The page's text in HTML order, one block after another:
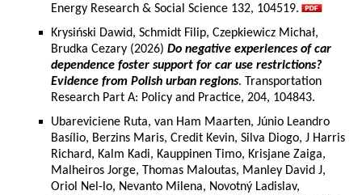
Energy Research & Social Science 132, 104519.
Krysiński Dawid, Schmidt Filip, Czepkiewicz Michał,
Brudka Cezary (2026) Do negative experiences of car
dependence foster support for car use restrictions?
Evidence from Polish urban regions. Transportation
Research Part A: Policy and Practice, 204, 104843.
Ubareviciene Ruta, van Ham Maarten, Júnio Leandro
Basílio, Berzins Maris, Credit Kevin, Silva Diogo, J Harris
Richard, Kalm Kadi, Kauppinen Timo, Krisjane Zaiga,
Malheiros Jorge, Thomas Maloutas, Manley David J,
Oriol Nel-lo, Nevanto Milena, Novotný Ladislav,